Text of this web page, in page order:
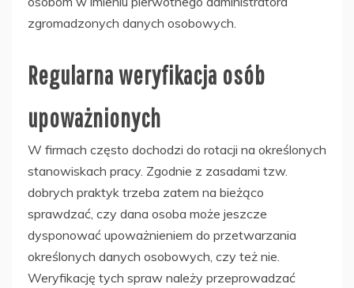
zgromadzonych danych osobowych.
Regularna weryfikacja osób
upoważnionych
W firmach często dochodzi do rotacji na określonych
stanowiskach pracy. Zgodnie z zasadami tzw.
dobrych praktyk trzeba zatem na bieżąco
sprawdzać, czy dana osoba może jeszcze
dysponować upoważnieniem do przetwarzania
określonych danych osobowych, czy też nie.
Weryfikację tych spraw należy przeprowadzać